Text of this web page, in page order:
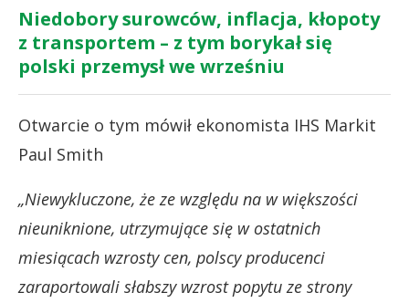
Niedobory surowców, inflacja, kłopoty
z transportem – z tym borykał się
polski przemysł we wrześniu
Otwarcie o tym mówił ekonomista IHS Markit
Paul Smith
„Niewykluczone, że ze względu na w większości
nieuniknione, utrzymujące się w ostatnich
miesiącach wzrosty cen, polscy producenci
zaraportowali słabszy wzrost popytu ze strony